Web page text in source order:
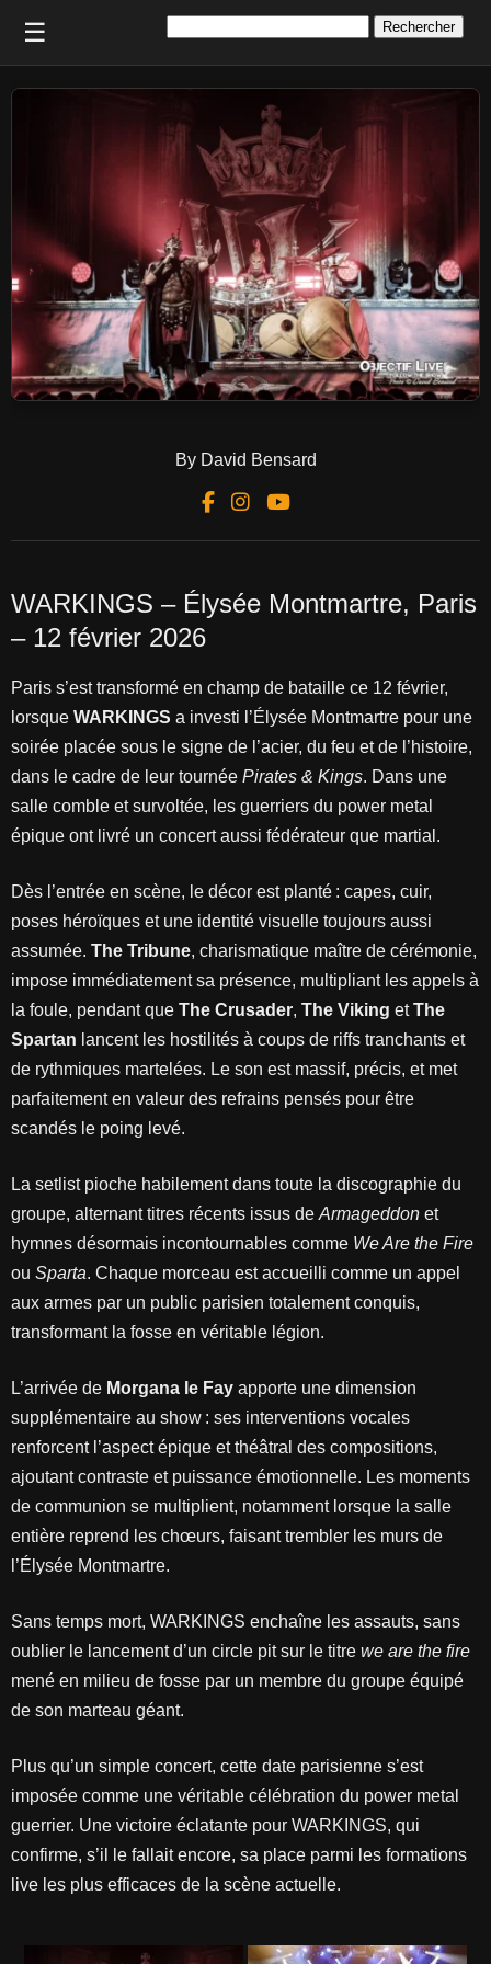
☰
By David Bensard
WARKINGS – Élysée Montmartre, Paris
– 12 février 2026
Paris s’est transformé en champ de bataille ce 12 février,
lorsque WARKINGS a investi l’Élysée Montmartre pour une
soirée placée sous le signe de l’acier, du feu et de l’histoire,
dans le cadre de leur tournée Pirates & Kings. Dans une
salle comble et survoltée, les guerriers du power metal
épique ont livré un concert aussi fédérateur que martial.
Dès l’entrée en scène, le décor est planté : capes, cuir,
poses héroïques et une identité visuelle toujours aussi
assumée. The Tribune, charismatique maître de cérémonie,
impose immédiatement sa présence, multipliant les appels à
la foule, pendant que The Crusader, The Viking etThe
Spartan lancent les hostilités à coups de riffs tranchants et
de rythmiques martelées. Le son est massif, précis, et met
parfaitement en valeur des refrains pensés pour être
scandés le poing levé.
La setlist pioche habilement dans toute la discographie du
groupe, alternant titres récents issus de Armageddon et
hymnes désormais incontournables comme We Are the Fire
ou Sparta. Chaque morceau est accueilli comme un appel
aux armes par un public parisien totalement conquis,
transformant la fosse en véritable légion.
L’arrivée de Morgana le Fay apporte une dimension
supplémentaire au show : ses interventions vocales
renforcent l’aspect épique et théâtral des compositions,
ajoutant contraste et puissance émotionnelle. Les moments
de communion se multiplient, notamment lorsque la salle
entière reprend les chœurs, faisant trembler les murs de
l’Élysée Montmartre.
Sans temps mort, WARKINGS enchaîne les assauts, sans
oublier le lancement d’un circle pit sur le titre we are the fire
mené en milieu de fosse par un membre du groupe équipé
de son marteau géant.
Plus qu’un simple concert, cette date parisienne s’est
imposée comme une véritable célébration du power metal
guerrier. Une victoire éclatante pour WARKINGS, qui
confirme, s’il le fallait encore, sa place parmi les formations
live les plus efficaces de la scène actuelle.